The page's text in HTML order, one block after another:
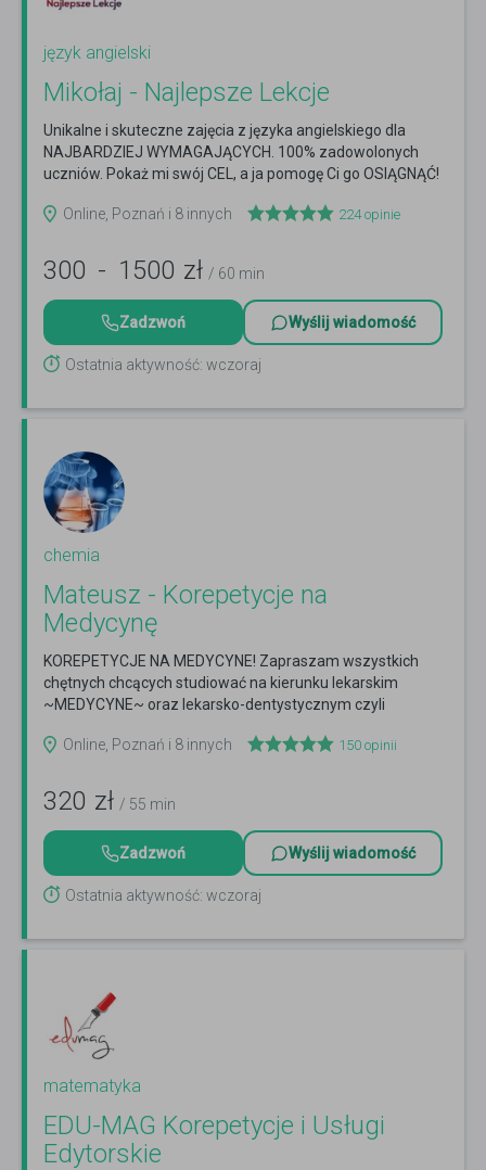
język angielski
Mikołaj - Najlepsze Lekcje
Unikalne i skuteczne zajęcia z języka angielskiego dla
NAJBARDZIEJ WYMAGAJĄCYCH. 100% zadowolonych
uczniów. Pokaż mi swój CEL, a ja pomogę Ci go OSIĄGNĄĆ!
Online, Poznań i 8 innych
224opinie
300 - 1500 zł / 60 min
Zadzwoń Wyślij wiadomość
Ostatnia aktywność: wczoraj
chemia
Mateusz - Korepetycje na
Medycynę
KOREPETYCJE NA MEDYCYNE! Zapraszam wszystkich
chętnych chcących studiować na kierunku lekarskim
~MEDYCYNE~ oraz lekarsko-dentystycznym czyli
Online, Poznań i 8 innych
150 opinii
320 zł / 55 min
Zadzwoń Wyślij wiadomość
Ostatnia aktywność: wczoraj
matematyka
EDU-MAG Korepetycje i Usługi
Edytorskie